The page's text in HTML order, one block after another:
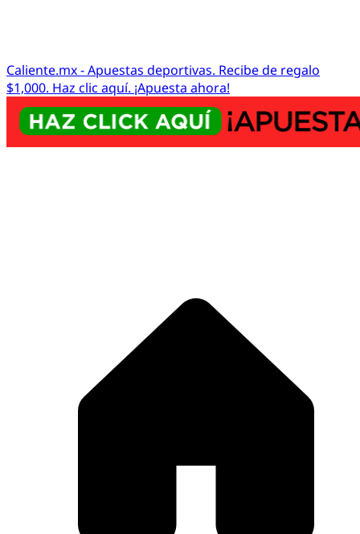
Caliente.mx - Apuestas deportivas. Recibe de regalo
$1,000. Haz clic aquí. ¡Apuesta ahora!